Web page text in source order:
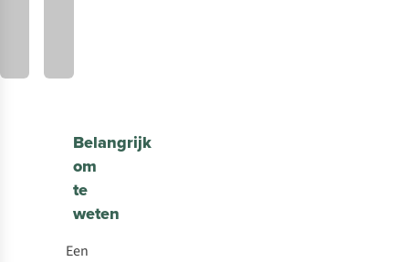
Belangrijk
om
te
weten
Een